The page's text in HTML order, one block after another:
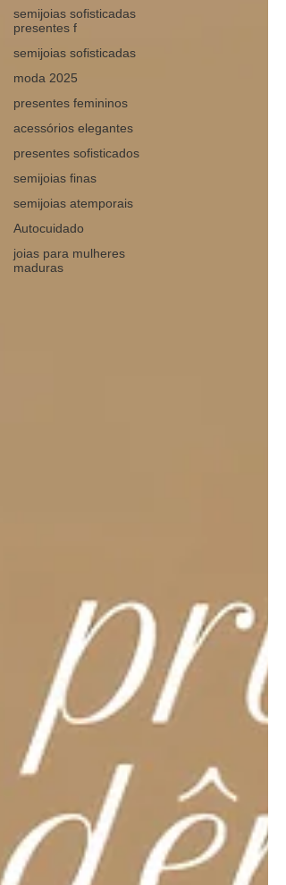
semijoias sofisticadas
presentes f
semijoias sofisticadas
moda 2025
presentes femininos
acessórios elegantes
presentes sofisticados
semijoias finas
semijoias atemporais
Autocuidado
joias para mulheres
maduras